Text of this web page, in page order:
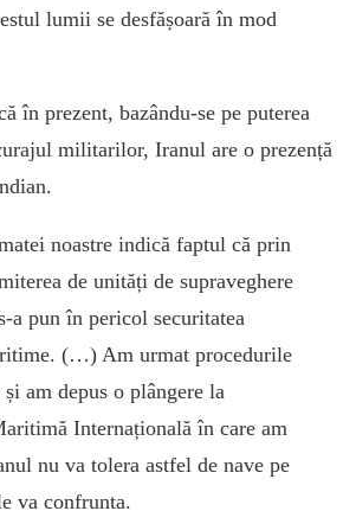
lumii se desfășoară în mod
în prezent, bazându-se pe puterea
militarilor, Iranul are o prezență
noastre indică faptul că prin
de unități de supraveghere
a pun în pericol securitatea
(…) Am urmat procedurile
am depus o plângere la
Internațională în care am
nu va tolera astfel de nave pe
va confrunta.